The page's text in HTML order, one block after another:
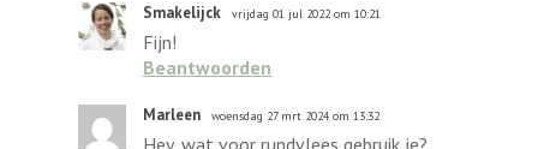
Smakelijck vrijdag 01 jul 2022 om 10:21
Fijn!
Beantwoorden
Marleen woensdag 27 mrt 2024 om 13:32
Hey, wat voor rundvlees gebruik je?